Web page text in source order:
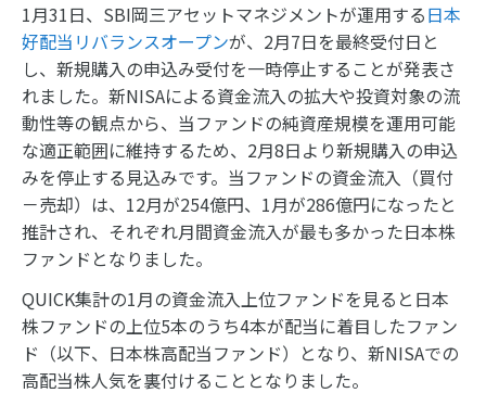
1月31日、SBI岡三アセットマネジメントが運用する日本
好配当リバランスオープンが、2月7日を最終受付日と
し、新規購入の申込み受付を一時停止することが発表さ
れました。新NISAによる資金流入の拡大や投資対象の流
動性等の観点から、当ファンドの純資産規模を運用可能
な適正範囲に維持するため、2月8日より新規購入の申込
みを停止する見込みです。当ファンドの資金流入（買付
－売却）は、12月が254億円、1月が286億円になったと
推計され、それぞれ月間資金流入が最も多かった日本株
ファンドとなりました。
QUICK集計の1月の資金流入上位ファンドを見ると日本
株ファンドの上位5本のうち4本が配当に着目したファン
ド（以下、日本株高配当ファンド）となり、新NISAでの
高配当株人気を裏付けることとなりました。